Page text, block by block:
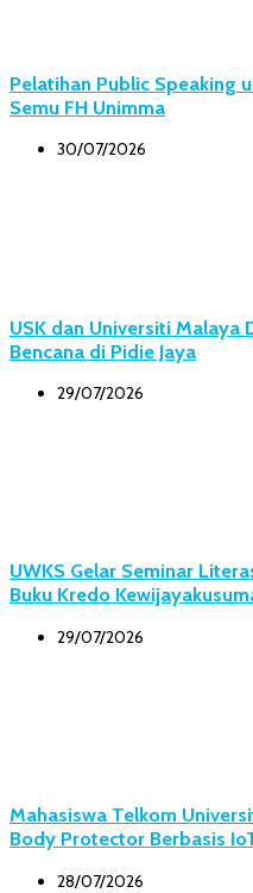
Pelatihan Public Speaking
Semu FH Unimma
30/07/2026
USK dan Universiti Malaya
Bencana di Pidie Jaya
29/07/2026
UWKS Gelar Seminar
Buku Kredo
29/07/2026
Mahasiswa Telkom
Body Protector Berbasis
28/07/2026